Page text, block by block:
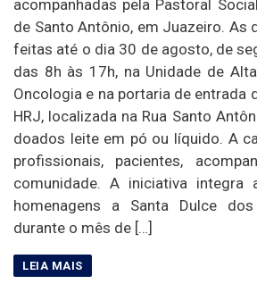
acompanhadas pela Pastoral
de Santo Antônio, em Juazeiro. As
feitas até o dia 30 de agosto, de
das 8h às 17h, na Unidade de
Oncologia e na portaria de entrada
HRJ, localizada na Rua Santo
doados leite em pó ou líquido. A
profissionais, pacientes,
comunidade. A iniciativa integra
homenagens a Santa Dulce
durante o mês de […]